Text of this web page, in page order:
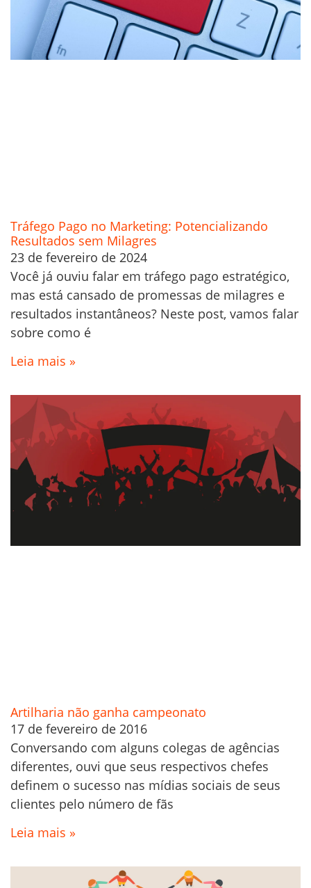
Tráfego Pago no Marketing: Potencializando
Resultados sem Milagres
23 de fevereiro de 2024
Você já ouviu falar em tráfego pago estratégico,
mas está cansado de promessas de milagres e
resultados instantâneos? Neste post, vamos falar
sobre como é
Leia mais »
Artilharia não ganha campeonato
17 de fevereiro de 2016
Conversando com alguns colegas de agências
diferentes, ouvi que seus respectivos chefes
definem o sucesso nas mídias sociais de seus
clientes pelo número de fãs
Leia mais »